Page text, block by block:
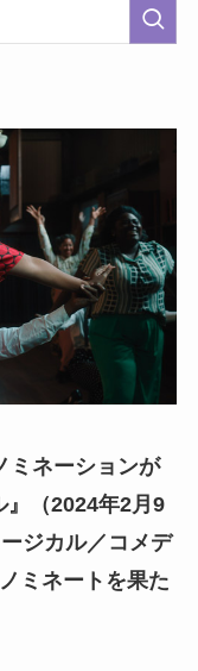
ミネーションが
』（2024年2月9
ジカル／コメデ
ミネートを果た